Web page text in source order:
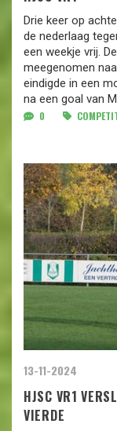
Drie keer op
de nederlaag
een weekje vrij.
meegenomen
eindigde in een
na een goal van
0
13-11-2024
HJSC VR1
VIERDE